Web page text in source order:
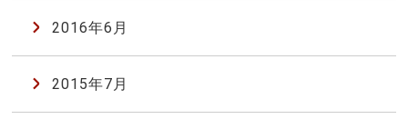
2016年6月
2015年7月